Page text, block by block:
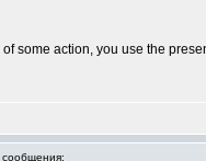
some action, you use the